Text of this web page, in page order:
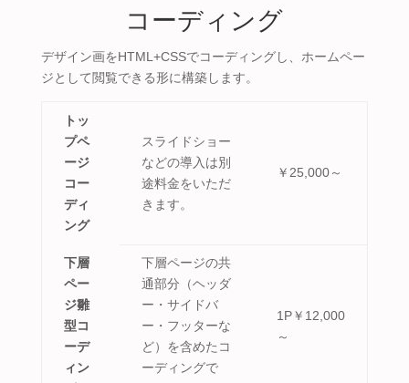
コーディング
デザイン画をHTML+CSSでコーディングし、ホームペー
ジとして閲覧できる形に構築します。
トッ
プペ
ージ
コー
ディ
ング
スライドショー
などの導入は別
途料金をいただ
きます。
￥25,000～
下層
ペー
ジ雛
型コ
ーデ
ィン
下層ページの共
通部分（ヘッダ
ー・サイドバ
ー・フッターな
ど）を含めたコ
ーディングで
1P￥12,000
～